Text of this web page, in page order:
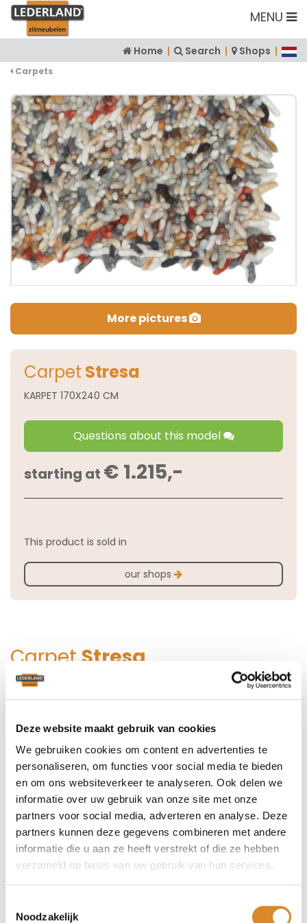
Deze website maakt gebruik van cookies
We gebruiken cookies om content en advertenties te
personaliseren, om functies voor social media te bieden
en om ons websiteverkeer te analyseren. Ook delen we
informatie over uw gebruik van onze site met onze
partners voor social media, adverteren en analyse. Deze
partners kunnen deze gegevens combineren met andere
informatie die u aan ze heeft verstrekt of die ze hebben
verzameld op basis van uw gebruik van hun services.
Noodzakelijk
MENU
Home | Search | Shops |
Carpets
More pictures
Carpet Stresa
KARPET 170X240 CM
Questions about this model
starting at € 1.215,-
This product is sold in
our shops
Carpet Stresa
KARPET 170X240 CM
170 cm x 240 cm x H cm
€ 1.215,-
KARPET 200X250 CM
200 cm x 250 cm x H cm
€ 1.495,-
KARPET 200X300 CM
€ 1.795,-